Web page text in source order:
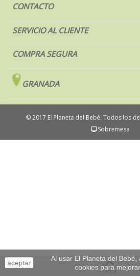
CONTACTO
SERVICIO AL CLIENTE
COMPRA SEGURA
GRANADA
aceptar
Al usar El Planeta del
cookies para
© 2017 El Planeta del Bebé. Todos los
Sobremesa
Arriba